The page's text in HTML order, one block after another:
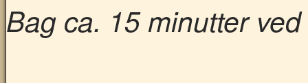
Bag ca. 15 minutter